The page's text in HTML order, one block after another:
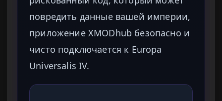
повредить данные вашей империи,
приложение XMODhub безопасно и
чисто подключается к Europa
Universalis IV.